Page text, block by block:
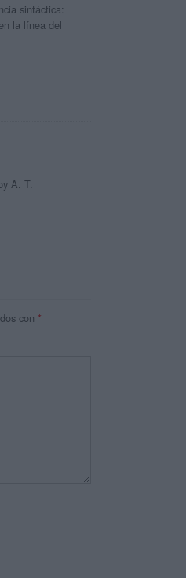
sintáctica:
la línea del
A. T.
con *